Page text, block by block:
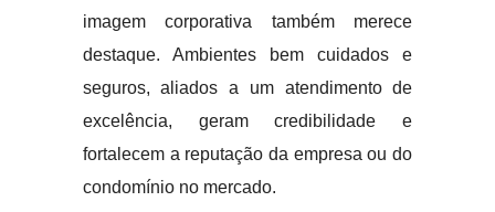
imagem corporativa também merece
destaque. Ambientes bem cuidados e
seguros, aliados a um atendimento de
excelência, geram credibilidade e
fortalecem a reputação da empresa ou do
condomínio no mercado.